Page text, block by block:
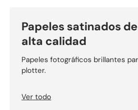
Papeles satinados
alta calidad
Papeles fotográficos brillantes
plotter.
Ver todo